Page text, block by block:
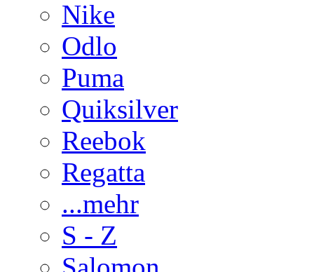
Nike
Odlo
Puma
Quiksilver
Reebok
Regatta
...mehr
S - Z